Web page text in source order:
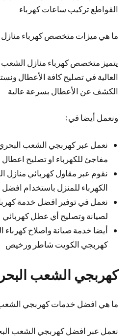
القواطع تركيب ساعات كهرباء
ما هي ميزات متخصص كهرباء
يتميز متخصص كهرباء منازل الشعب
العالية في تصليح كافة الأعطال
الكشف عن الأعطال بسرعة عالية
ونعمل أيضا في:
نعمل عبر كهربجي الشعب
مفاجئ للكهرباء او تصليح اعطال
نقوم عبر مقاول كهربائي منازل
الكهرباء للمنزل باستخدام افضل
نعمل في توفير افضل خدمة
لصيانة وتصليح أي عطل كهربائي
أيضا خدمة صيانة واصلاح كهرباء
كهربجي الكويت شاطر ورخيص
كهربجي الشعب
ما هي افضل خدمات كهربجي
نعمل عبر افضل كهربجي الشعب